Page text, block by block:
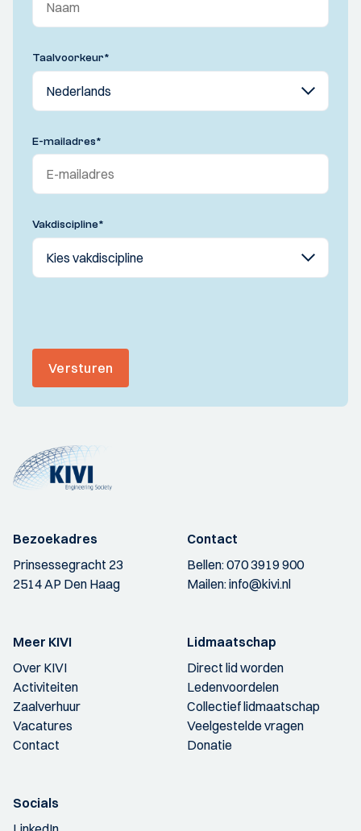
Taalvoorkeur*
E-mailadres*
Vakdiscipline*
Versturen
Bezoekadres
Prinsessegracht 23
2514 AP Den Haag
Contact
Bellen:070 3919 900
Mailen:info@kivi.nl
Meer KIVI
Over KIVI
Activiteiten
Zaalverhuur
Vacatures
Contact
Lidmaatschap
Direct lid worden
Ledenvoordelen
Collectief lidmaatschap
Veelgestelde vragen
Donatie
Socials